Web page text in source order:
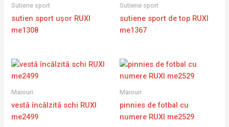
Sutiene sport
sutien sport ușor RUXI
me1308
Sutiene sport
sutiene sport de top RUXI
me1367
Maiouri
vestă încălzită schi RUXI
me2499
Maiouri
pinnies de fotbal cu
numere RUXI me2529